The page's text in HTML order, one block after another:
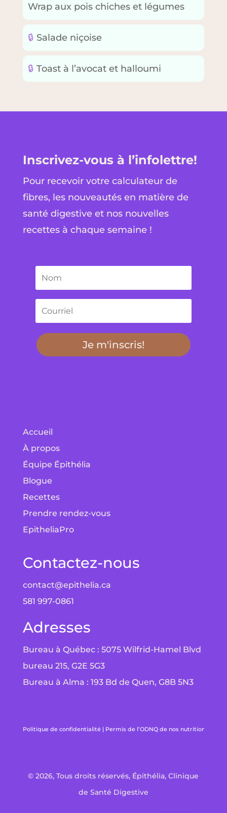
Wrap aux pois chiches et légumes
🔒 Salade niçoise
🔒 Toast à l’avocat et halloumi
Inscrivez-vous à l’infolettre!
Pour recevoir votre calculateur de
fibres, les nouveautés en matière de
santé digestive et nos nouvelles
recettes à chaque semaine !
Je m'inscris!
Accueil
À propos
Équipe Épithélia
Blogue
Recettes
Prendre rendez-vous
EpitheliaPro
Contactez-nous
contact@epithelia.ca
581 997-0861
Adresses
Bureau à Québec : 5075 Wilfrid-Hamel Blvd
bureau 215, G2E 5G3
Bureau à Alma : 193 Bd de Quen, G8B 5N3
Politique de confidentialité| Permis de l’ODNQ de nos nutritionnistes
© 2026, Tous droits réservés, Épithélia, Clinique
de Santé Digestive